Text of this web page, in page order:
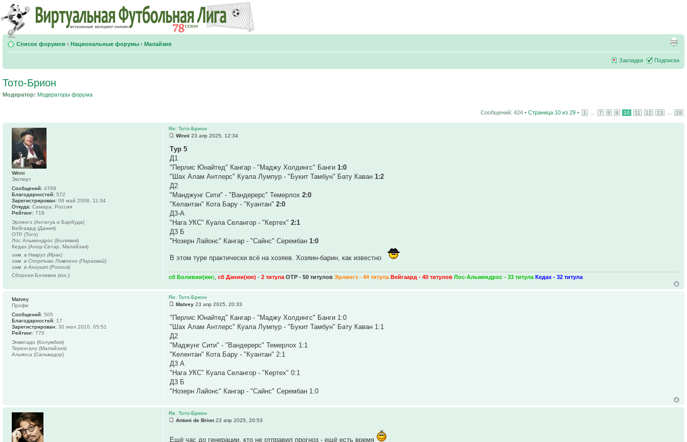
Список форумов ‹ Национальные форумы ‹ Малайзия
Закладки Подписки
Тото-Брион
Модератор: Модераторы форума
Сообщений: 424 • Страница 10 из 29 • 1 7 8 9 10 11 12 13 29
Re: Тото-Брион
Winni 23 апр 2025, 12:34
Тур 5
Д1
"Перлис Юнайтед" Кангар - "Маджу Холдингс" Банги 1:0
"Шах Алам Антлерс" Куала Лумпур - "Букит Тамбун" Бату Каван 1:2
Д2
"Манджунг Сити" - "Вандерерс" Темерлох2:0
"Келантан" Кота Бару - "Куантан"2:0
Д3-А
"Нага УКС" Куала Селангор - "Кертех"2:1
Д3 Б
"Нозерн Лайонс" Кангар - "Сайнс" Серембан 1:0
В этом туре практически всё на хозяев. Хозяин-барин, как известно
сб Боливии(юн) ,сб Дании(юн) -2 титула ОТР - 50 титуловЭрлингз - 44 титулаВейгаард - 40 титулов Лос-Альмендрос - 33 титулаКедах - 32 титула
Winni
Эксперт
Сообщений: 4769
Благодарностей: 572
Зарегистрирован: 06 май 2008, 11:34
Откуда: Самара, Россия
Рейтинг: 718
Эрлингз (Антигуа и Барбуда)
Вейгаард (Дания)
ОТР (Того)
Лос Альмендрос (Боливия)
Кедах (Алор-Сетар, Малайзия)
зам. в Навруз (Ирак)
зам. в Спортиво Лимпено (Парагвай)
зам. в Ангушт (Россия)
Сборная Боливии (юн.)
Re: Тото-Брион
Matvey 23 апр 2025, 20:33
"Перлис Юнайтед" Кангар - "Маджу Холдингс" Банги 1:0
"Шах Алам Антлерс" Куала Лумпур - "Букит Тамбун" Бату Каван 1:1
Д2
"Маджунг Сити" - "Вандерерс" Темерлох 1:1
"Келентан" Кота Бару - "Куантан" 2:1
Д3 А
"Нага УКС" Куала Селангор - "Кертех" 0:1
Д3 Б
"Нозерн Лайонс" Кангар - "Сайнс" Серембан 1:0
Matvey
Профи
Сообщений: 505
Благодарностей: 17
Зарегистрирован: 30 июл 2010, 05:51
Рейтинг: 770
Энвигадо (Колумбия)
Теренгану (Малайзия)
Альянса (Сальвадор)
Re: Тото-Брион
Antoni de Brion 23 апр 2025, 20:53
Ещё час до генерации, кто не отправил прогноз - ещё есть время